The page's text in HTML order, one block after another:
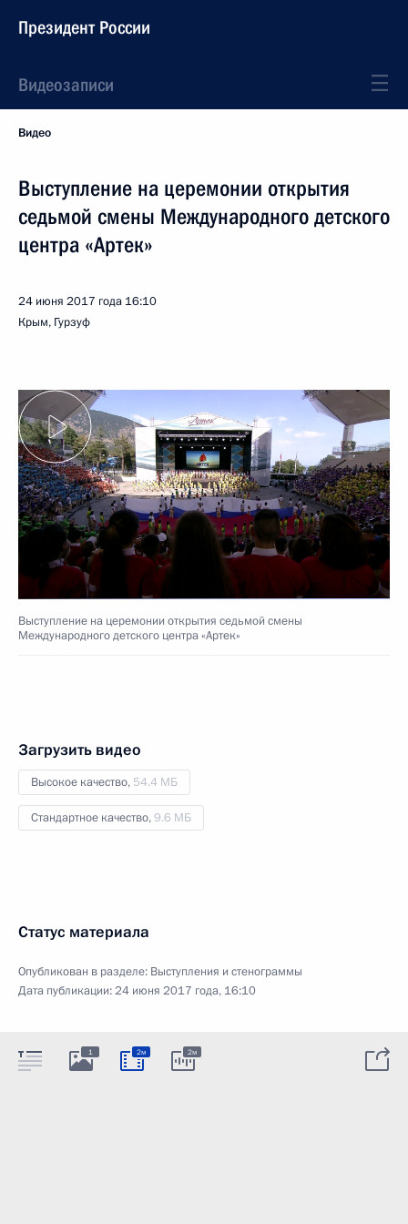
Президент России
Видеозаписи
Видео
Выступление на церемонии открытия
седьмой смены Международного детского
центра «Артек»
24 июня 2017 года 16:10
Крым, Гурзуф
Выступление на церемонии открытия седьмой смены
Международного детского центра «Артек»
Загрузить видео
Высокое качество, 54.4 МБ
Стандартное качество,9.6 МБ
Статус материала
Опубликован в разделе: Выступления и стенограммы
Дата публикации:24 июня 2017 года, 16:10
1 2м 2м